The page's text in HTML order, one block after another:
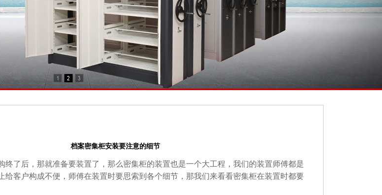
档案密集柜安装要注意的细节
了后，那就准备要装置了，那么密集柜的装置也是一个大工程，我们的装置师傅都是
给客户构成不便，师傅在装置时要思索到各个细节，那我们来看看密集柜在装置时都要